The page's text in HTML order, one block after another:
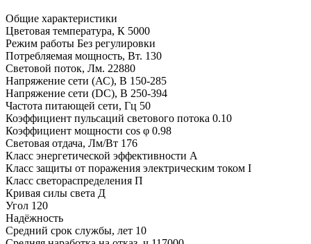
Общие характеристики
Цветовая температура, К 5000
Режим работы Без регулировки
Потребляемая мощность, Вт. 130
Световой поток, Лм. 22880
Напряжение сети (АС), В 150-285
Напряжение сети (DC), В 250-394
Частота питающей сети, Гц 50
Коэффициент пульсаций светового потока 0.10
Коэффициент мощности cos φ 0.98
Световая отдача, Лм/Вт 176
Класс энергетической эффективности A
Класс защиты от поражения электрическим током I
Класс светораспределения П
Кривая силы света Д
Угол 120
Надёжность
Средний срок службы, лет 10